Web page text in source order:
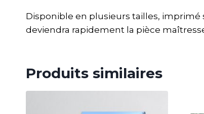
Disponible en plusieurs tailles, imprimé
deviendra rapidement la pièce
Produits similaires